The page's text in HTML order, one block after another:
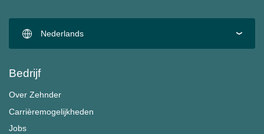
Nederlands
Bedrijf
Over Zehnder
Carrièremogelijkheden
Jobs